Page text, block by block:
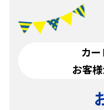
カ
お客様